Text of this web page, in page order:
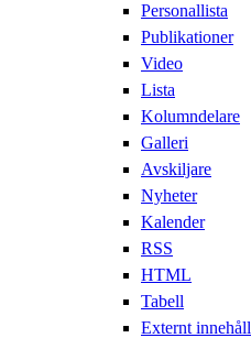
Personallista
Publikationer
Video
Lista
Kolumndelare
Galleri
Avskiljare
Nyheter
Kalender
RSS
HTML
Tabell
Externt innehåll